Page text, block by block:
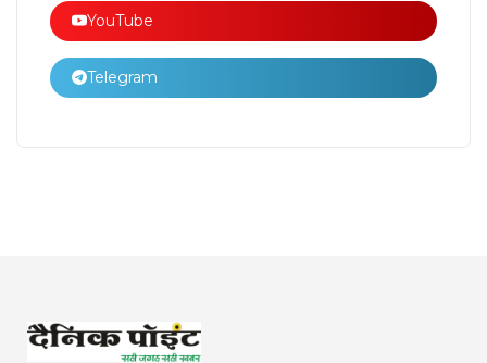
YouTube
Telegram